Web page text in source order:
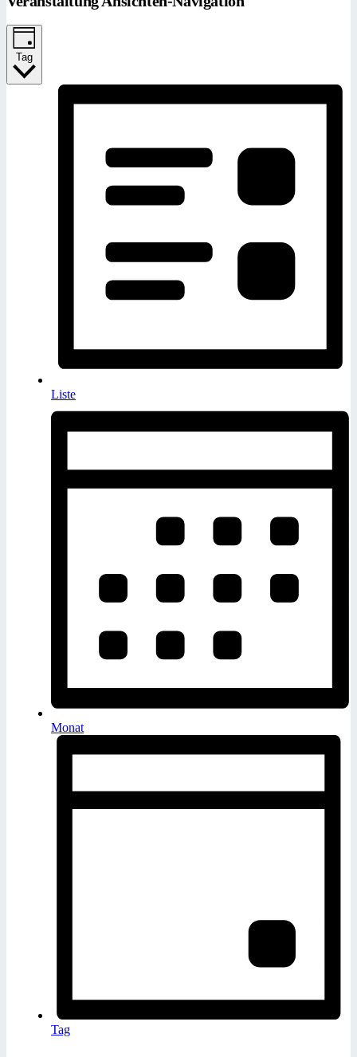
Tag
Liste
Monat
Tag